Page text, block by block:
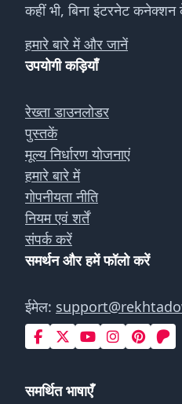
कहीं भी, बिना इंटरनेट
हमारे बारे में और जानें
उपयोगी कड़ियाँ
रेख्ता डाउनलोडर
पुस्तकें
मूल्य निर्धारण योजनाएं
हमारे बारे में
गोपनीयता नीति
नियम एवं शर्तें
संपर्क करें
समर्थन और हमें फॉलो करें
ईमेल:
समर्थित भाषाएँ